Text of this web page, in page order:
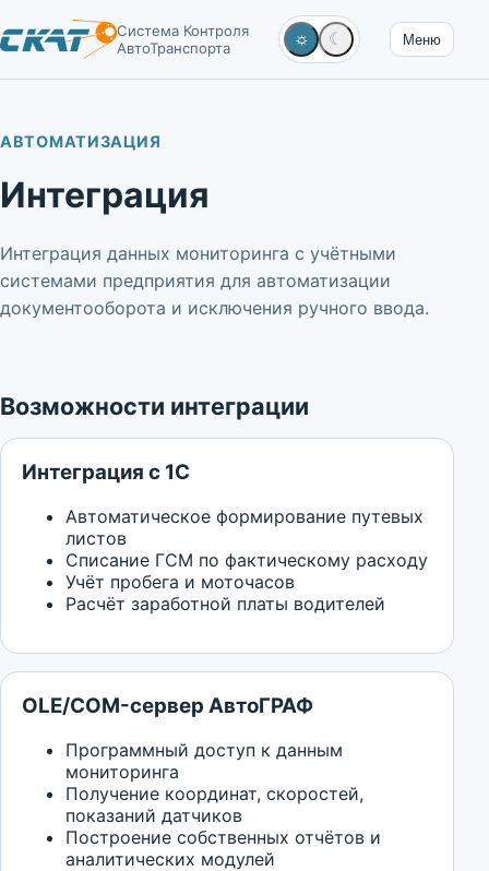
Система Контроля
АвтоТранспорта
☼ ☾ Меню
АВТОМАТИЗАЦИЯ
Интеграция
Интеграция данных мониторинга с учётными
системами предприятия для автоматизации
документооборота и исключения ручного ввода.
Возможности интеграции
Интеграция с 1С
Автоматическое формирование путевых
листов
Списание ГСМ по фактическому расходу
Учёт пробега и моточасов
Расчёт заработной платы водителей
OLE/COM-сервер АвтоГРАФ
Программный доступ к данным
мониторинга
Получение координат, скоростей,
показаний датчиков
Построение собственных отчётов и
аналитических модулей